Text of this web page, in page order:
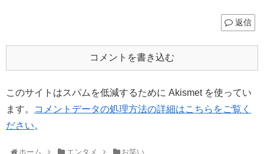
返信
コメントを書き込む
このサイトはスパムを低減するために Akismet を使ってい
ます。
コメントデータの処理方法の詳細はこちらをご覧く
ださい。
ホーム エンタメ お笑い